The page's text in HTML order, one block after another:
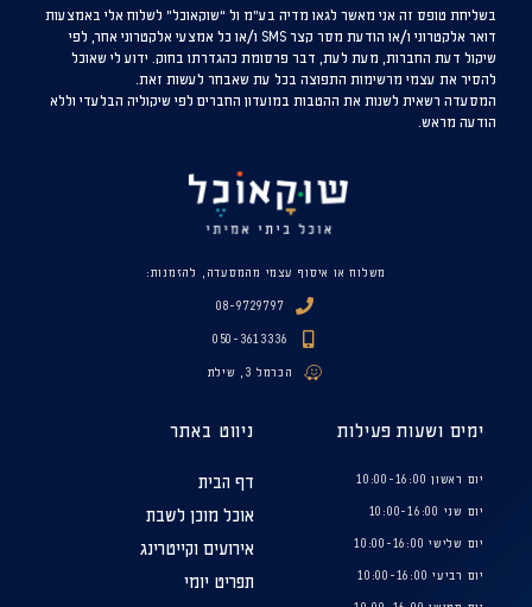
משלוח או איסוף עצמי מהמסעדה, להזמנות:
08-9729797
050-3613336
הכרמל 3, שילת
ימים ושעות פעילות
יום ראשון 10:00-16:00
יום שני 10:00-16:00
יום שלישי 10:00-16:00
יום רביעי 10:00-16:00
ניווט באתר
דף הבית
אוכל מוכן לשבת
אירועים וקייטרינג
תפריט יומי
בשליחת טופס זה אני מאשר לגאו מדיה בע”מ ול “שוקאוכל” לשלוח אלי באמצעות
דואר אלקטרוני ו/או הודעת מסר קצר SMS ו/או כל אמצעי אלקטרוני אחר, לפי
שיקול דעת החברות, מעת לעת, דבר פרסומת כהגדרתו בחוק. ידוע לי שאוכל
להסיר את עצמי מרשימות התפוצה בכל עת שאבחר לעשות זאת.
המסעדה רשאית לשנות את ההטבות במועדון החברים לפי שיקוליה הבלעדי וללא
הודעה מראש.